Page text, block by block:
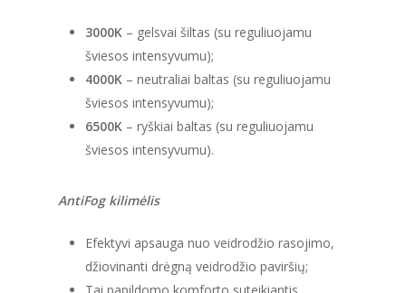
3000K – gelsvai šiltas (su reguliuojamu
šviesos intensyvumu);
4000K – neutraliai baltas (su reguliuojamu
šviesos intensyvumu);
6500K – ryškiai baltas (su reguliuojamu
šviesos intensyvumu).
AntiFog kilimėlis
Efektyvi apsauga nuo veidrodžio rasojimo,
džiovinanti drėgną veidrodžio paviršių;